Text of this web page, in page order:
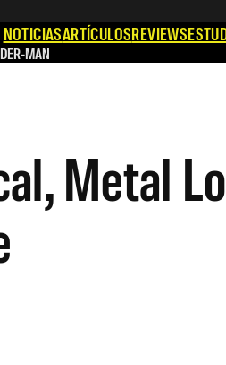
NOTICIASARTÍCULOSREVIEWS
MAN
Metal